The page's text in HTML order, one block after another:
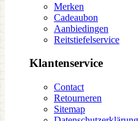
Merken
Cadeaubon
Aanbiedingen
Reitstiefelservice
Klantenservice
Contact
Retourneren
Sitemap